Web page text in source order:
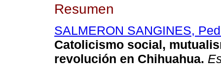
Resumen
SALMERON SANGINES,
Catolicismo social,
revolución en Chihuahua.